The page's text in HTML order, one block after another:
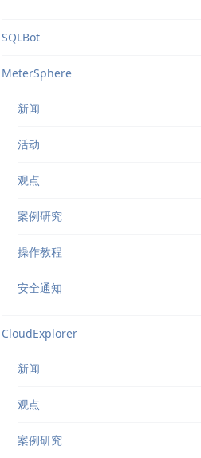
SQLBot
MeterSphere
新闻
活动
观点
案例研究
操作教程
安全通知
CloudExplorer
新闻
观点
案例研究